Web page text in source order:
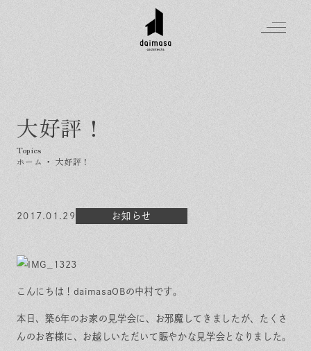
大好評！
ホーム ・ 大好評！
2017.01.29 お知らせ
こんにちは！daimasaOBの中村です。
本日、築6年のお家の見学会に、お邪魔してきましたが、たくさ
んのお客様に、お越しいただいて賑やかな見学会となりました。
Greeting
はじめましての方へ
Made in DAIMASA
オーダーメイドの住まい
住まいの特性
家づくりの流れ
保証とサポート
ヒノキプロジェクト
施工実績
イベントを探す
気軽に相談会
よくある質問
お客様の声
Topics
イベント
会社概要
スタッフ紹介
採用情報
Contact
資料請求
お問い合わせ